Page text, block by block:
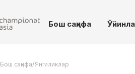
Бош саҳифа
Бош саҳифа/Янгиликлар